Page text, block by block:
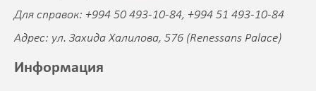
Для справок: +994 50 493-10-84, +994 51 493-10-84
Адрес: ул. Захида Халилова, 576 (Renessans Palace)
Информация